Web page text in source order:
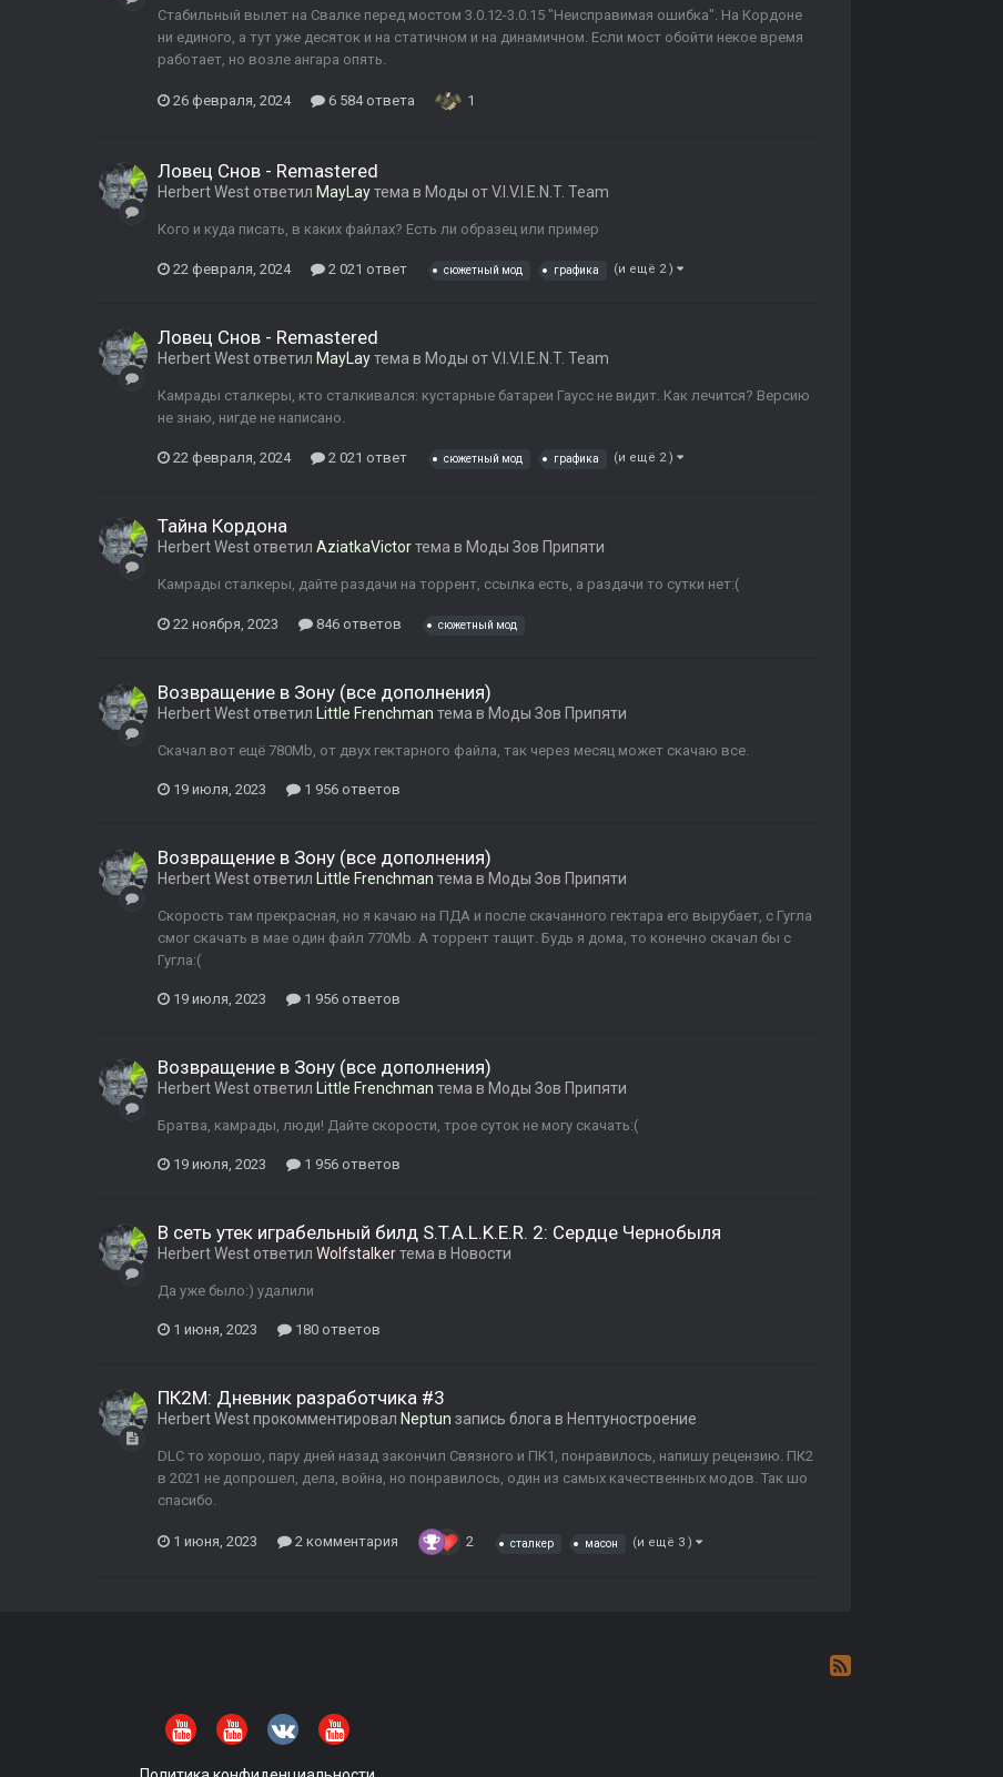
Стабильный вылет на Свалке перед мостом 3.0.12-3.0.15 "Неисправимая ошибка". На Кордоне
ни единого, а тут уже десяток и на статичном и на динамичном. Если мост обойти некое время
работает, но возле ангара опять.
26 февраля, 2024 6 584 ответа 1
Ловец Снов - Remastered
Herbert West ответил MayLayтема в Моды от V.I.V.I.E.N.T. Team
Кого и куда писать, в каких файлах? Есть ли образец или пример
22 февраля, 2024 2 021 ответ сюжетный мод графика (и ещё 2 )
Ловец Снов - Remastered
Herbert West ответил MayLayтема в Моды от V.I.V.I.E.N.T. Team
Камрады сталкеры, кто сталкивался: кустарные батареи Гаусс не видит. Как лечится? Версию
не знаю, нигде не написано.
22 февраля, 2024 2 021 ответ сюжетный мод графика (и ещё 2 )
Тайна Кордона
Herbert West ответил AziatkaVictorтема в Моды Зов Припяти
Камрады сталкеры, дайте раздачи на торрент, ссылка есть, а раздачи то сутки нет:(
22 ноября, 2023 846 ответов сюжетный мод
Возвращение в Зону (все дополнения)
Herbert West ответил Little Frenchman тема в Моды Зов Припяти
Скачал вот ещё 780Mb, от двух гектарного файла, так через месяц может скачаю все.
19 июля, 2023 1 956 ответов
Возвращение в Зону (все дополнения)
Herbert West ответил Little Frenchman тема в Моды Зов Припяти
Скорость там прекрасная, но я качаю на ПДА и после скачанного гектара его вырубает, с Гугла
смог скачать в мае один файл 770Mb. А торрент тащит. Будь я дома, то конечно скачал бы с
Гугла:(
19 июля, 2023 1 956 ответов
Возвращение в Зону (все дополнения)
Herbert West ответил Little Frenchman тема в Моды Зов Припяти
Братва, камрады, люди! Дайте скорости, трое суток не могу скачать:(
19 июля, 2023 1 956 ответов
В сеть утек играбельный билд S.T.A.L.K.E.R. 2: Сердце Чернобыля
Herbert West ответил Wolfstalkerтема в Новости
Да уже было:) удалили
1 июня, 2023 180 ответов
ПК2М: Дневник разработчика #3
Herbert Westпрокомментировал Neptun запись блога в Нептуностроение
DLC то хорошо, пару дней назад закончил Связного и ПК1, понравилось, напишу рецензию. ПК2
в 2021 не допрошел, дела, война, но понравилось, один из самых качественных модов. Так шо
спасибо.
1 июня, 2023 2 комментария 2 сталкер масон (и ещё 3 )